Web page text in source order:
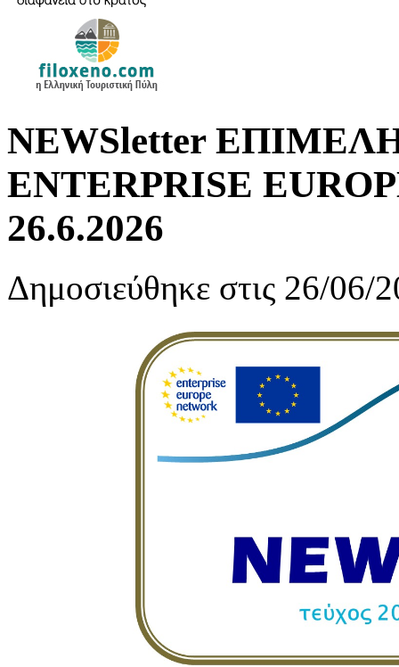
NEWSletter
ENTERPRISE
26.6.2026
Δημοσιεύθηκε στις 26/06/